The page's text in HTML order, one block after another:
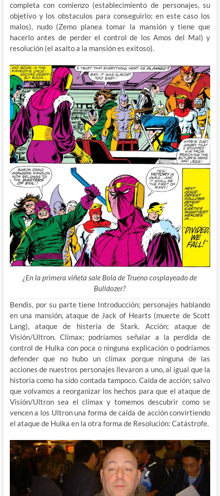
completa con comienzo (establecimiento de personajes, su
objetivo y los obstaculos para conseguirlo; en este caso los
malos), nudo (Zemo planea tomar la mansión y tiene que
hacerlo antes de perder el control de los Amos del Mal) y
resolución (el asalto a la mansión es exitoso).
¿En la primera viñeta sale Bola de Trueno cosplayeado de
Bulldozer?
Bendis, por su parte tiene Introducción; personajes hablando
en una mansión, ataque de Jack of Hearts (muerte de Scott
Lang), ataque de histeria de Stark. Acción; ataque de
Visión/Ultron. Clímax; podríamos señalar a la perdida de
control de Hulka con poca o ninguna explicación o podríamos
defender que no hubo un clímax porque ninguna de las
acciones de nuestros personajes llevaron a uno, al igual que la
historia como ha sido contada tampoco. Caída de acción; salvo
que volvamos a reorganizar los hechos para que el ataque de
Visión/Ultron sea el clímax y tomemos descubrir como se
vencen a los Ultron una forma de caída de acción convirtiendo
el ataque de Hulka en la otra forma de Resolución: Catástrofe.